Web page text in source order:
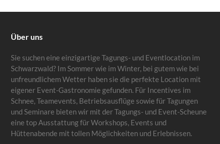
Über uns
Sie suchen eine einzigartige Tagungs- und Eventlocation im
Schwarzwald? Im Sommer wie im Winter, bei gutem wie bei
unfreundlichem Wetter haben sie die perfekte Location mit
eigener Event-Gastronomie gefunden. Für Incentives im
Schnee, Teamevents, Betriebsausflüge sowie für Tagungen
und Seminare bieten wir mit der Tagungs- und Event-Scheune
eine top Ausstattung für Workshops, Events und
Hüttenabende mit tollen Möglichkeiten und Erlebnissen.